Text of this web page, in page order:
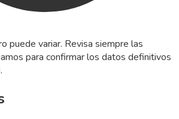
puede variar. Revisa siempre las
para confirmar los datos definitivos